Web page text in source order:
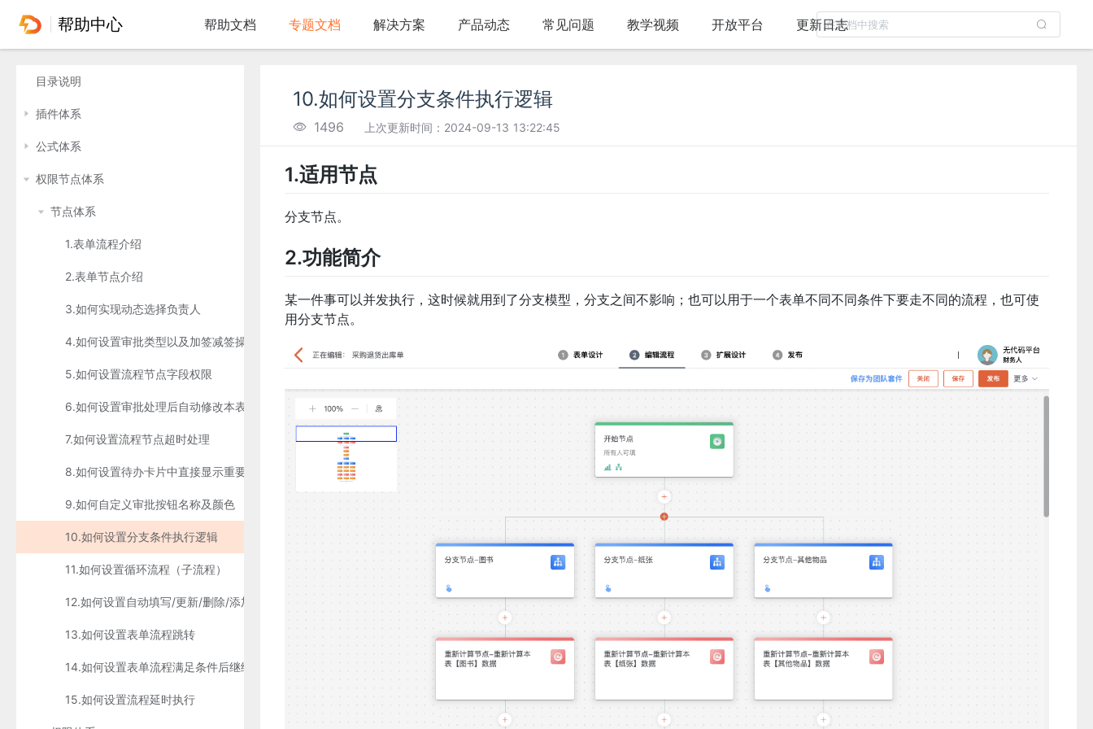
帮助中心 帮助文档 专题文档 解决方案 产品动态 常见问题 教学视频 开放平台 更新日志
目录说明
插件体系
公式体系
权限节点体系
节点体系
1.表单流程介绍
2.表单节点介绍
3.如何实现动态选择负责人
4.如何设置审批类型以及加签减签操作
5.如何设置流程节点字段权限
6.如何设置审批处理后自动修改本表数据
7.如何设置流程节点超时处理
8.如何设置待办卡片中直接显示重要信息
9.如何自定义审批按钮名称及颜色
10.如何设置分支条件执行逻辑
11.如何设置循环流程（子流程）
12.如何设置自动填写/更新/删除/添加表单数据
13.如何设置表单流程跳转
14.如何设置表单流程满足条件后继续流转
15.如何设置流程延时执行
10.如何设置分支条件执行逻辑
1496 上次更新时间：2024-09-13 13:22:45
1.适用节点
分支节点。
2.功能简介
某一件事可以并发执行，这时候就用到了分支模型，分支之间不影响；也可以用于一个表单不同不同条件下要走不同的流程，也可使
用分支节点。